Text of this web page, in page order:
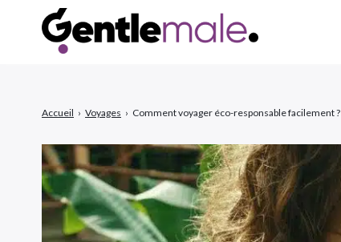
Accueil › Voyages › Comment voyager éco-responsable facilement ?